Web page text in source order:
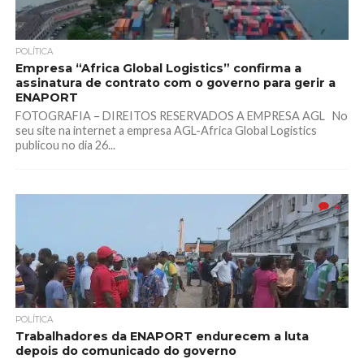
POLÍTICA
Empresa “Africa Global Logistics” confirma a
assinatura de contrato com o governo para gerir a
ENAPORT
FOTOGRAFIA – DIREITOS RESERVADOS A EMPRESA AGL No
seu site na internet a empresa AGL-Africa Global Logistics
publicou no dia 26...
4
POLÍTICA
Trabalhadores da ENAPORT endurecem a luta
depois do comunicado do governo